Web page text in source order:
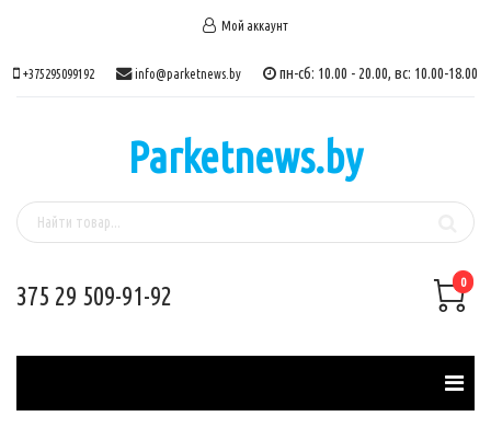
Мой аккаунт
+375295099192 info@parketnews.by пн-сб: 10.00 - 20.00, вс: 10.00-18.00
Parketnews.by
375 29 509-91-92 0